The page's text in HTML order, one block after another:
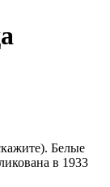
Белые
в 1933